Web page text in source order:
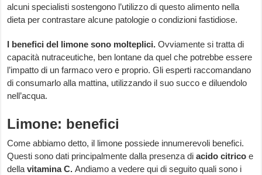
alcuni specialisti sostengono l’utilizzo di questo alimento nella
dieta per contrastare alcune patologie o condizioni fastidiose.
I benefici del limone sono molteplici.Ovviamente si tratta di
capacità nutraceutiche, ben lontane da quel che potrebbe essere
l’impatto di un farmaco vero e proprio. Gli esperti raccomandano
di consumarlo alla mattina, utilizzando il suo succo e diluendolo
nell’acqua.
Limone: benefici
Come abbiamo detto, il limone possiede innumerevoli benefici.
Questi sono dati principalmente dalla presenza di acido citrico e
dellavitamina C.Andiamo a vedere qui di seguito quali sono i